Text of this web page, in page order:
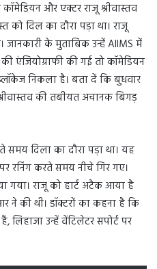
और एक्टर राजू श्रीवास्तव
को दिल का दौरा पड़ा था। राजू
जानकारी के मुताबिक उन्हें AIIMS में
एंजियोग्राफी की गई तो कॉमेडियन
निकला है। बता दें कि बुधवार
की तबीयत अचानक बिगड़
दिला का दौरा पड़ा था। यह
रनिंग करते समय नीचे गिर गए।
गया। राजू को हार्ट अटैक आया है
ने की थी। डॉक्टरों का कहना है कि
उन्हें वेंटिलेटर सपोर्ट पर